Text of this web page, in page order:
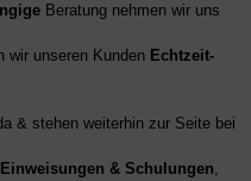
Beratung nehmen wir uns
wir unseren Kunden Echtzeit-
& stehen weiterhin zur Seite bei
Einweisungen & Schulungen,